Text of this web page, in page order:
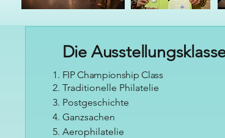
Die
​​FIP Championship Class
Traditionelle Philatelie
Postgeschichte
Ganzsachen
Aerophilatelie